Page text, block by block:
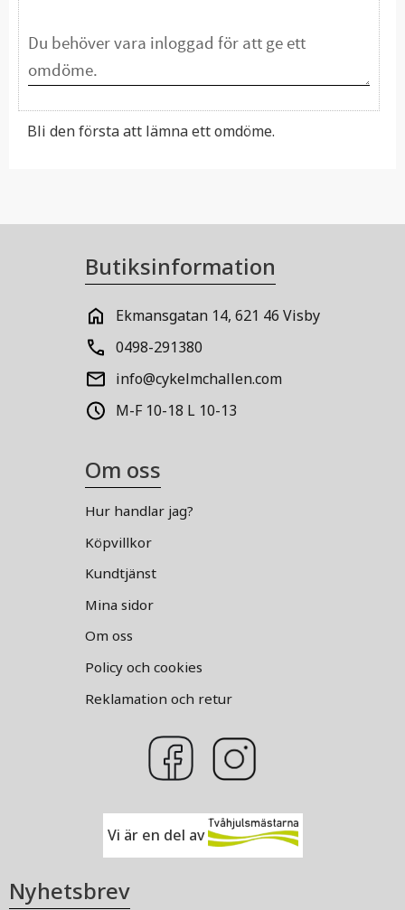
Bli den första att lämna ett omdöme.
Butiksinformation
Ekmansgatan 14, 621 46 Visby
0498-291380
info@cykelmchallen.com
M-F 10-18 L 10-13
Om oss
Hur handlar jag?
Köpvillkor
Kundtjänst
Mina sidor
Om oss
Policy och cookies
Reklamation och retur
Vi är en del av
Nyhetsbrev